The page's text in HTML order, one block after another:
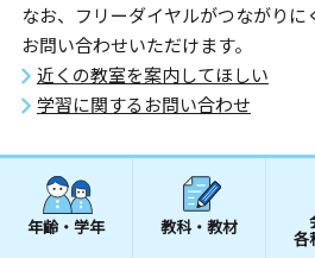
なお、フリーダイヤルがつながりに
お問い合わせいただけます。
近くの教室を案内してほしい
学習に関するお問い合わせ
年齢・学年 教科・教材
各